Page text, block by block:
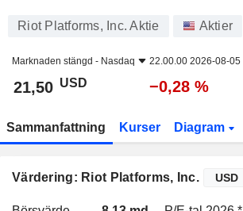
Riot Platforms, Inc. Aktie Aktier
Marknaden stängd - Nasdaq 22.00.00 2026-08-05
21,50 USD −0,28 %
Sammanfattning Kurser Diagram
Värdering: Riot Platforms, Inc.